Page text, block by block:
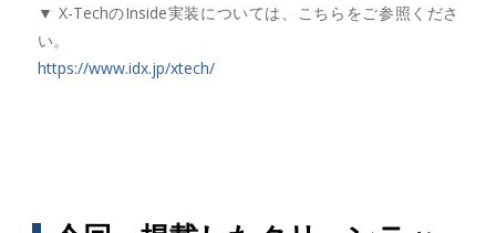
▼ X-TechのInside実装については、こちらをご参照くださ
い。
https://www.idx.jp/xtech/